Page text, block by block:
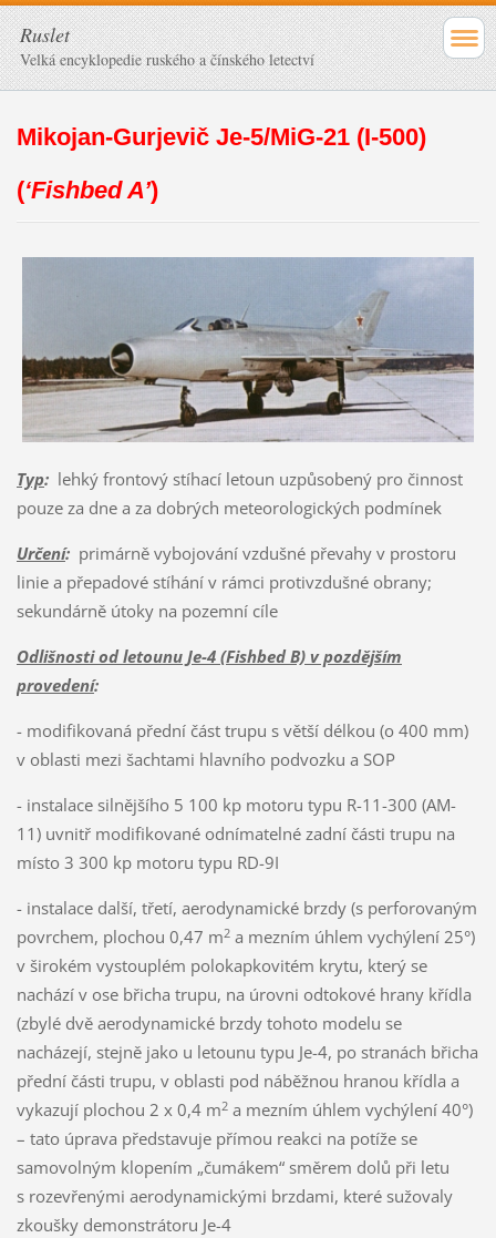
Ruslet
Velká encyklopedie ruského a čínského letectví
Mikojan-Gurjevič Je-5/MiG-21 (I-500)
(‘Fishbed A’)
Typ:lehký frontový stíhací letoun uzpůsobený pro činnost
pouze za dne a za dobrých meteorologických podmínek
Určení:primárně vybojování vzdušné převahy v prostoru
linie a přepadové stíhání v rámci protivzdušné obrany;
sekundárně útoky na pozemní cíle
Odlišnosti od letounu Je-4 (Fishbed B) v pozdějším
provedení:
- modifikovaná přední část trupu s větší délkou (o 400 mm)
v oblasti mezi šachtami hlavního podvozku a SOP
- instalace silnějšího 5 100 kp motoru typu R-11-300 (AM-
11) uvnitř modifikované odnímatelné zadní části trupu na
místo 3 300 kp motoru typu RD-9I
- instalace další, třetí, aerodynamické brzdy (s perforovaným
povrchem, plochou 0,47 m2a mezním úhlem vychýlení 25°)
v širokém vystouplém polokapkovitém krytu, který se
nachází v ose břicha trupu, na úrovni odtokové hrany křídla
(zbylé dvě aerodynamické brzdy tohoto modelu se
nacházejí, stejně jako u letounu typu Je-4, po stranách břicha
přední části trupu, v oblasti pod náběžnou hranou křídla a
vykazují plochou 2 x 0,4 m2a mezním úhlem vychýlení 40°)
– tato úprava představuje přímou reakci na potíže se
samovolným klopením „čumákem“ směrem dolů při letu
s rozevřenými aerodynamickými brzdami, které sužovaly
zkoušky demonstrátoru Je-4